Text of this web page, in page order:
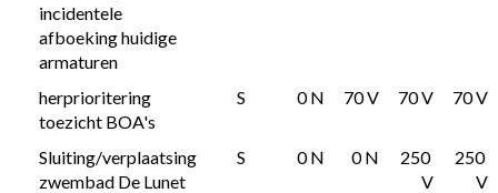
incidentele
afboeking huidige
armaturen
herprioritering
toezicht BOA's
S 0 N 70 V 70 V 70 V
Sluiting/verplaatsing
zwembad De Lunet
S 0 N 0 N
250
V
250
V